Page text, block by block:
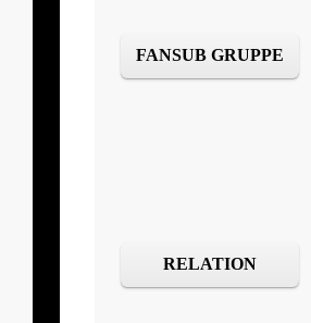
FANSUB GRUPPE
RELATION